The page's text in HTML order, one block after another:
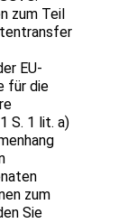
zum Teil
EU-
für die
S. 1 lit. a)
zum
Sie